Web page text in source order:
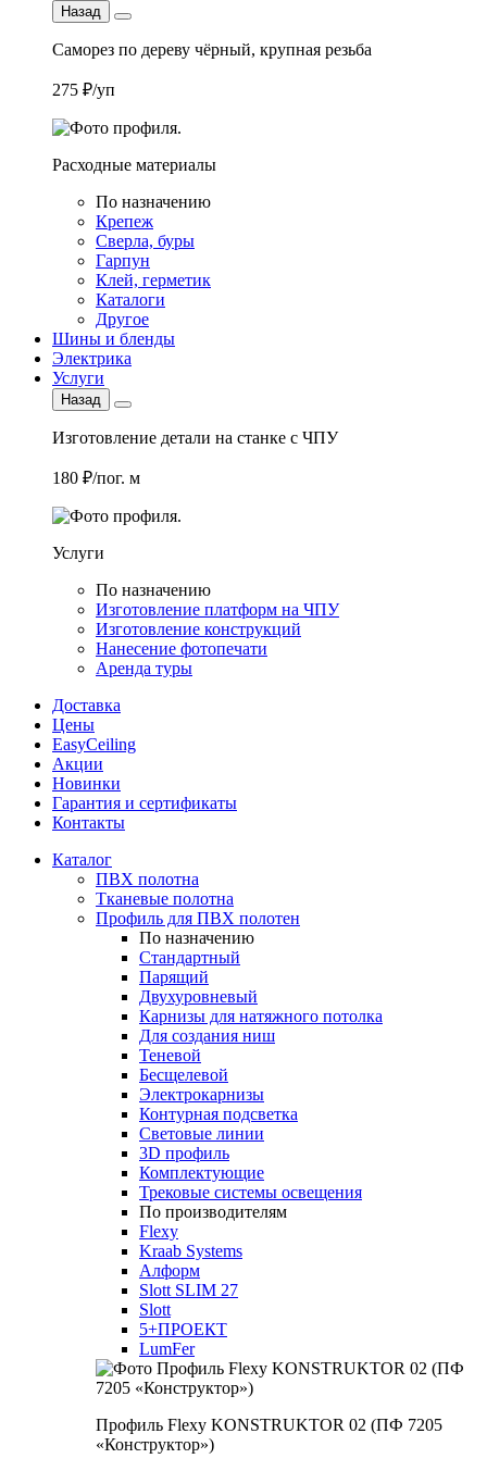
Назад
Саморез по дереву чёрный, крупная резьба
275 ₽/уп
Расходные материалы
По назначению
Крепеж
Сверла, буры
Гарпун
Клей, герметик
Каталоги
Другое
Шины и бленды
Электрика
Услуги
Назад
Изготовление детали на станке с ЧПУ
180 ₽/пог. м
Услуги
По назначению
Изготовление платформ на ЧПУ
Изготовление конструкций
Нанесение фотопечати
Аренда туры
Доставка
Цены
EasyCeiling
Акции
Новинки
Гарантия и сертификаты
Контакты
Каталог
ПВХ полотна
Тканевые полотна
Профиль для ПВХ полотен
По назначению
Стандартный
Парящий
Двухуровневый
Карнизы для натяжного потолка
Для создания ниш
Теневой
Бесщелевой
Электрокарнизы
Контурная подсветка
Световые линии
3D профиль
Комплектующие
Трековые системы освещения
По производителям
Flexy
Kraab Systems
Алформ
Slott SLIM 27
Slott
5+ПРОЕКТ
LumFer
Профиль Flexy KONSTRUKTOR 02 (ПФ 7205
«Конструктор»)